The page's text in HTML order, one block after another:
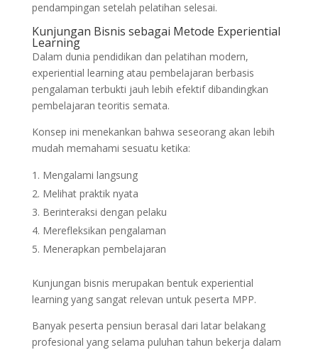
pendampingan setelah pelatihan selesai.
Kunjungan Bisnis sebagai Metode Experiential
Learning
Dalam dunia pendidikan dan pelatihan modern,
experiential learning atau pembelajaran berbasis
pengalaman terbukti jauh lebih efektif dibandingkan
pembelajaran teoritis semata.
Konsep ini menekankan bahwa seseorang akan lebih
mudah memahami sesuatu ketika:
Mengalami langsung
Melihat praktik nyata
Berinteraksi dengan pelaku
Merefleksikan pengalaman
Menerapkan pembelajaran
Kunjungan bisnis merupakan bentuk experiential
learning yang sangat relevan untuk peserta MPP.
Banyak peserta pensiun berasal dari latar belakang
profesional yang selama puluhan tahun bekerja dalam